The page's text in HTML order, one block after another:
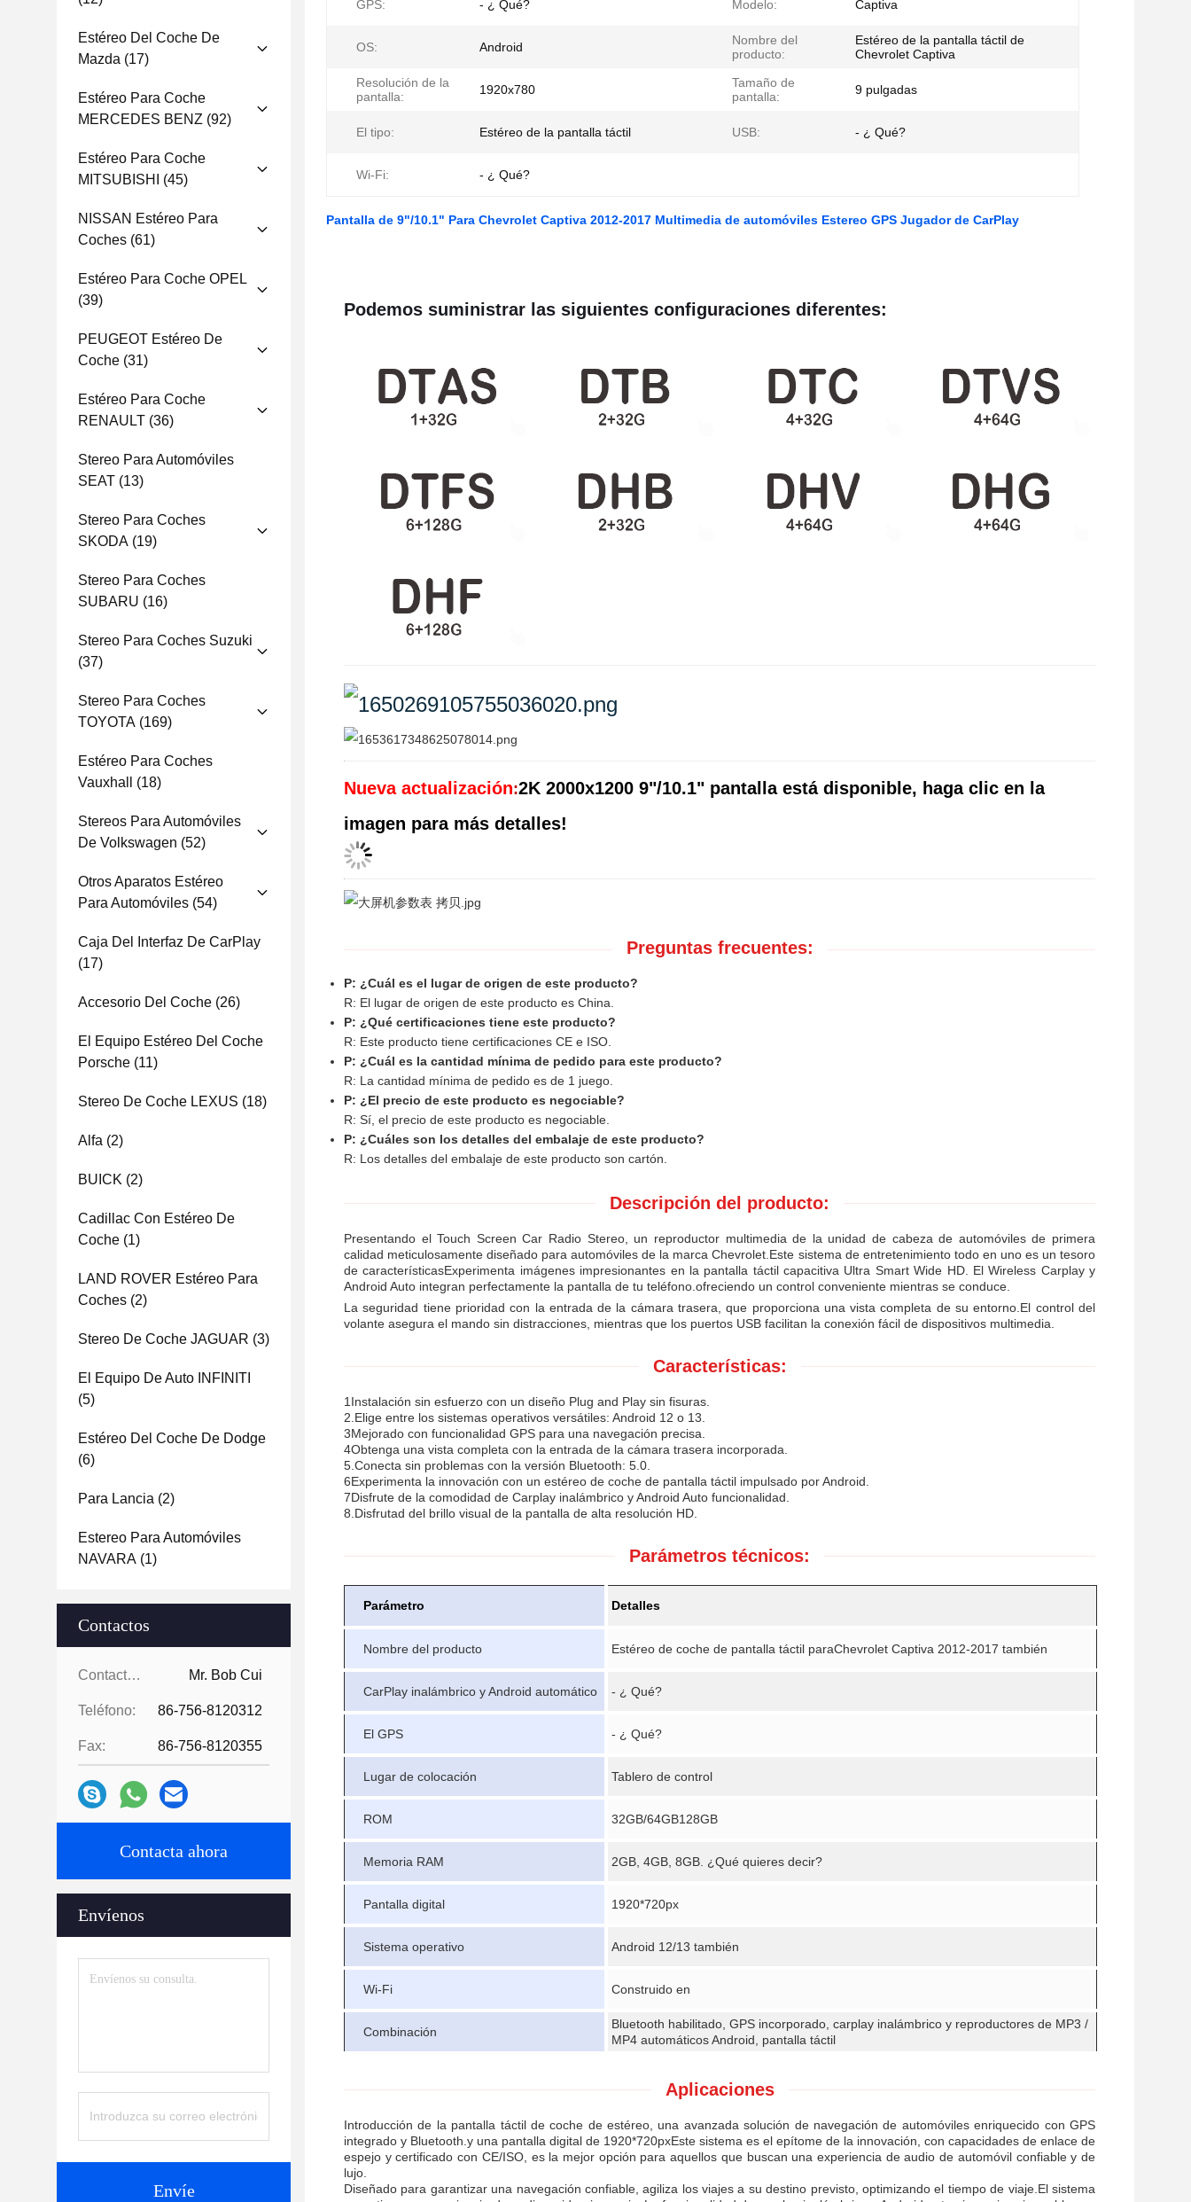
Estéreo Del Coche De
Mazda (17)
Estéreo Para Coche
MERCEDES BENZ (92)
Estéreo Para Coche
MITSUBISHI
(45)
NISSAN Estéreo Para
Coches (61)
Estéreo Para Coche OPEL
(39)
PEUGEOT Estéreo De
Coche (31)
Estéreo Para Coche
RENAULT (36)
Stereo Para Automóviles
SEAT (13)
Stereo Para Coches
SKODA (19)
Stereo Para Coches
SUBARU (16)
Stereo Para Coches Suzuki
(37)
Stereo Para Coches
TOYOTA (169)
Estéreo Para Coches
Vauxhall
(18)
Stereos Para Automóviles
De Volkswagen (52)
Otros Aparatos Estéreo
Para Automóviles (54)
Caja Del Interfaz De CarPlay
(17)
Accesorio Del Coche (26)
El Equipo Estéreo Del Coche
Porsche (11)
Stereo De Coche LEXUS (18)
Alfa (2)
BUICK (2)
Cadillac Con Estéreo De
Coche (1)
LAND ROVER Estéreo Para
Coches (2)
Stereo De Coche JAGUAR (3)
El Equipo De Auto INFINITI
(5)
Estéreo Del Coche De Dodge
(6)
Para Lancia (2)
Estereo Para Automóviles
NAVARA (1)
Contactos
Contactos: Mr. Bob Cui
Teléfono: 86-756-8120312
Fax: 86-756-8120355
Contacta ahora
Envíenos
Envíe
GPS: - ¿ Qué? Modelo: Captiva
OS: Android
Nombre del
producto:
Estéreo de la pantalla táctil de
Chevrolet Captiva
Resolución de la
pantalla:
1920x780
Tamaño de
pantalla:
9 pulgadas
El tipo: Estéreo de la pantalla táctil USB: - ¿ Qué?
Wi-Fi: - ¿ Qué?
Pantalla de 9"/10.1" Para Chevrolet Captiva 2012-2017 Multimedia de automóviles Estereo GPS Jugador de CarPlay
Podemos suministrar las siguientes configuraciones diferentes:
Nueva actualización:2K 2000x1200 9"/10.1" pantalla está disponible, haga clic en la
imagen para más detalles!
Preguntas frecuentes:
P: ¿Cuál es el lugar de origen de este producto?
R: El lugar de origen de este producto es China.
P: ¿Qué certificaciones tiene este producto?
R: Este producto tiene certificaciones CE e ISO.
P: ¿Cuál es la cantidad mínima de pedido para este producto?
R: La cantidad mínima de pedido es de 1 juego.
P: ¿El precio de este producto es negociable?
R: Sí, el precio de este producto es negociable.
P: ¿Cuáles son los detalles del embalaje de este producto?
R: Los detalles del embalaje de este producto son cartón.
Descripción del producto:
Presentando el Touch Screen Car Radio Stereo, un reproductor multimedia de la unidad de cabeza de automóviles de primera
calidad meticulosamente diseñado para automóviles de la marca Chevrolet.Este sistema de entretenimiento todo en uno es un tesoro
de característicasExperimenta imágenes impresionantes en la pantalla táctil capacitiva Ultra Smart Wide HD. El Wireless Carplay y
Android Auto integran perfectamente la pantalla de tu teléfono.ofreciendo un control conveniente mientras se conduce.
La seguridad tiene prioridad con la entrada de la cámara trasera, que proporciona una vista completa de su entorno.El control del
volante asegura el mando sin distracciones, mientras que los puertos USB facilitan la conexión fácil de dispositivos multimedia.
Características:
1Instalación sin esfuerzo con un diseño Plug and Play sin fisuras.
2.Elige entre los sistemas operativos versátiles: Android 12 o 13.
3Mejorado con funcionalidad GPS para una navegación precisa.
4Obtenga una vista completa con la entrada de la cámara trasera incorporada.
5.Conecta sin problemas con la versión Bluetooth: 5.0.
6Experimenta la innovación con un estéreo de coche de pantalla táctil impulsado por Android.
7Disfrute de la comodidad de Carplay inalámbrico y Android Auto funcionalidad.
8.Disfrutad del brillo visual de la pantalla de alta resolución HD.
Parámetros técnicos:
Parámetro Detalles
Nombre del producto Estéreo de coche de pantalla táctil paraChevrolet Captiva 2012-2017 también
CarPlay inalámbrico y Android automático - ¿ Qué?
El GPS - ¿ Qué?
Lugar de colocación Tablero de control
ROM 32GB/64GB128GB
Memoria RAM 2GB, 4GB, 8GB. ¿Qué quieres decir?
Pantalla digital 1920*720px
Sistema operativo Android 12/13 también
Wi-Fi Construido en
Combinación
Bluetooth habilitado, GPS incorporado, carplay inalámbrico y reproductores de MP3 /
MP4 automáticos Android, pantalla táctil
Aplicaciones
Introducción de la pantalla táctil de coche de estéreo, una avanzada solución de navegación de automóviles enriquecido con GPS
integrado y Bluetooth.y una pantalla digital de 1920*720pxEste sistema es el epítome de la innovación, con capacidades de enlace de
espejo y certificado con CE/ISO, es la mejor opción para aquellos que buscan una experiencia de audio de automóvil confiable y de
lujo.
Diseñado para garantizar una navegación confiable, agiliza los viajes a su destino previsto, optimizando el tiempo de viaje.El sistema